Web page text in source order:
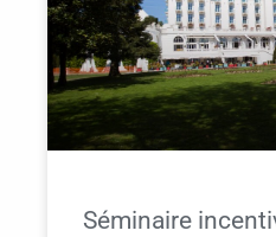
Séminaire